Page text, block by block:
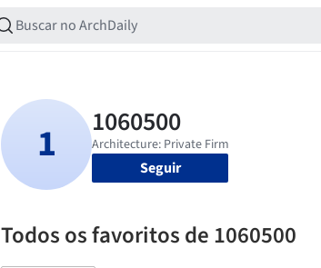
Seguir
Todos os favoritos de 1060500